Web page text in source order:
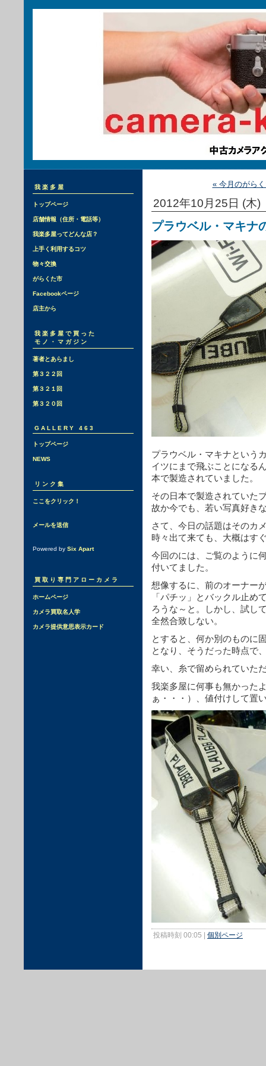
我楽多屋
トップページ
店舗情報（住所・電話等）
我楽多屋ってどんな店？
上手く利用するコツ
物々交換
がらくた市
Facebookページ
店主から
我楽多屋で買った
モノ・マガジン
著者とあらまし
第３２２回
第３２１回
第３２０回
GALLERY 463
トップページ
NEWS
リンク集
ここをクリック！
メールを送信
Powered by Six Apart
買取り専門アローカメラ
ホームページ
カメラ買取名人学
カメラ提供意思表示カード
« 今月のがら
2012年10月25日 (木)
プラウベル・マキナ
プラウベル・マキナという
イツにまで飛ぶことになる
本で製造されていました。
その日本で製造されていた
故か今でも、若い写真好き
さて、今日の話題はそのカ
時々出て来ても、大概はす
今回のには、ご覧のように
付いてました。
想像するに、前のオーナー
「パチッ」とバックル止め
ろうな～と。しかし、試し
全然合致しない。
とすると、何か別のものに
となり、そうだった時点で
幸い、糸で留められていた
我楽多屋に何事も無かった
ぁ・・・）、値付けして置
投稿時刻 00:05 | 個別ページ